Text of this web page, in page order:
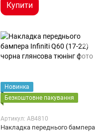
Купити
Новинка
Безкоштовне пакування
Артикул: AB4810
Накладка переднього бампера